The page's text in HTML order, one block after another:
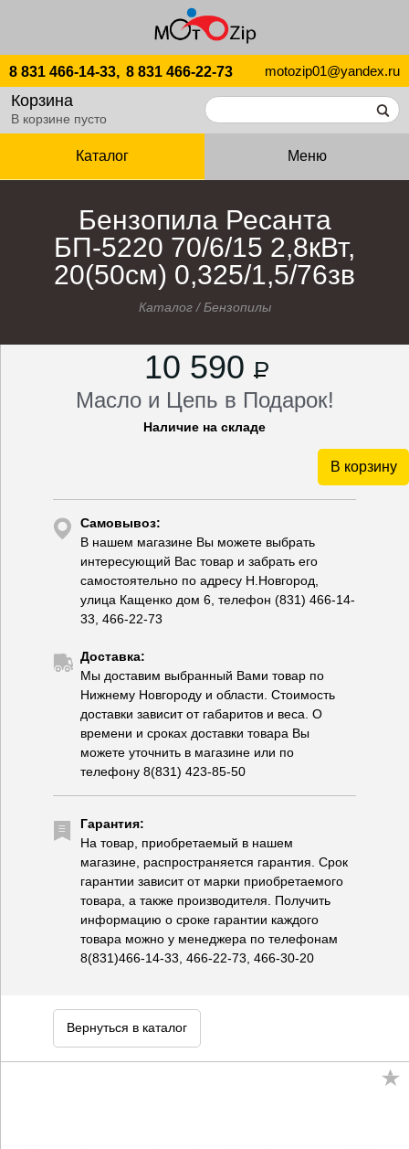
8 831 466-14-33, 8 831 466-22-73 motozip01@yandex.ru
Корзина
В корзине пусто
Каталог Меню
Бензопила Ресанта
БП-5220 70/6/15 2,8кВт,
20(50см) 0,325/1,5/76зв
Каталог/Бензопилы
10 590 P
Масло и Цепь в Подарок!
Наличие на складе
В корзину
Самовывоз:
В нашем магазине Вы можете выбрать
интересующий Вас товар и забрать его
самостоятельно по адресу Н.Новгород,
улица Кащенко дом 6, телефон (831) 466-14-
33, 466-22-73
Доставка:
Мы доставим выбранный Вами товар по
Нижнему Новгороду и области. Стоимость
доставки зависит от габаритов и веса. О
времени и сроках доставки товара Вы
можете уточнить в магазине или по
телефону 8(831) 423-85-50
Гарантия:
На товар, приобретаемый в нашем
магазине, распространяется гарантия. Срок
гарантии зависит от марки приобретаемого
товара, а также производителя. Получить
информацию о сроке гарантии каждого
товара можно у менеджера по телефонам
8(831)466-14-33, 466-22-73, 466-30-20
Вернуться в каталог